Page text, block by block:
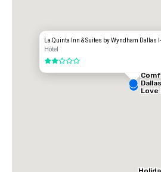
La Quinta Inn & Suites by Wyndham Dallas
Hôtel
2 sur 5
Love